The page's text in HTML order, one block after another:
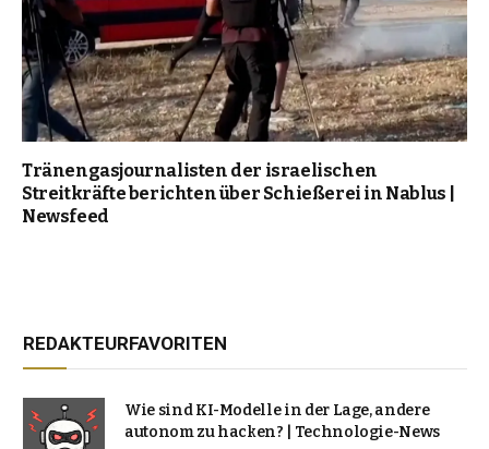
Tränengasjournalisten der israelischen
Streitkräfte berichten über Schießerei in Nablus |
Newsfeed
REDAKTEURFAVORITEN
Wie sind KI-Modelle in der Lage, andere
autonom zu hacken? | Technologie-News